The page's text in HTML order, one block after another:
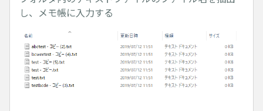
し、メモ帳に入力する